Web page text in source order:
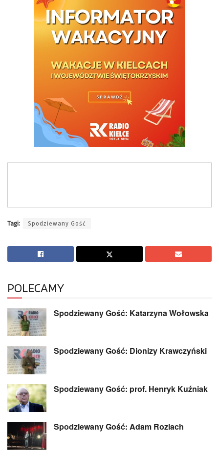
Tagi: Spodziewany Gość
POLECAMY
Spodziewany Gość: Katarzyna Wołowska
Spodziewany Gość: Dionizy Krawczyński
Spodziewany Gość: prof. Henryk Kuźniak
Spodziewany Gość: Adam Rozlach